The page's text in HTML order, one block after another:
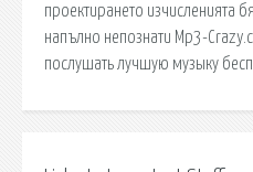
проектирането изчисленията
напълно непознати Mp3-
послушать лучшую музыку